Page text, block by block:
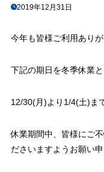
2019年12月31日
今年も皆様ご利用ありが
下記の期日を冬季休業と
12/30(月)より1/4(土)ま
休業期間中、皆様にご
ださいますようお願い申